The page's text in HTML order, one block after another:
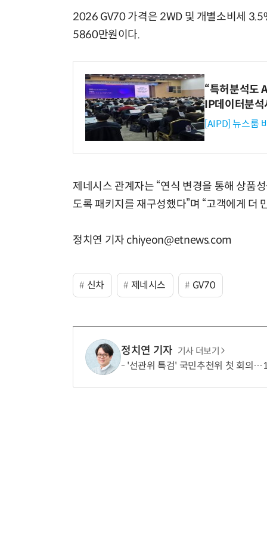
2026 GV70 가격은 2WD 및 개별소비세
5860만원이다.
“특허분석도
IP데이터분석
[AIPD] 뉴스룸
제네시스 관계자는 “연식 변경을 통해 상품
도록 패키지를 재구성했다”며 “고객에게 더
정치연 기자 chiyeon@etnews.com
신차 제네시스 GV70
정치연 기자 기사 더보기
'선관위 특검' 국민추천위 첫 회의